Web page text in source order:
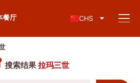
餐厅 CHS
理
搜索结果拉玛三世